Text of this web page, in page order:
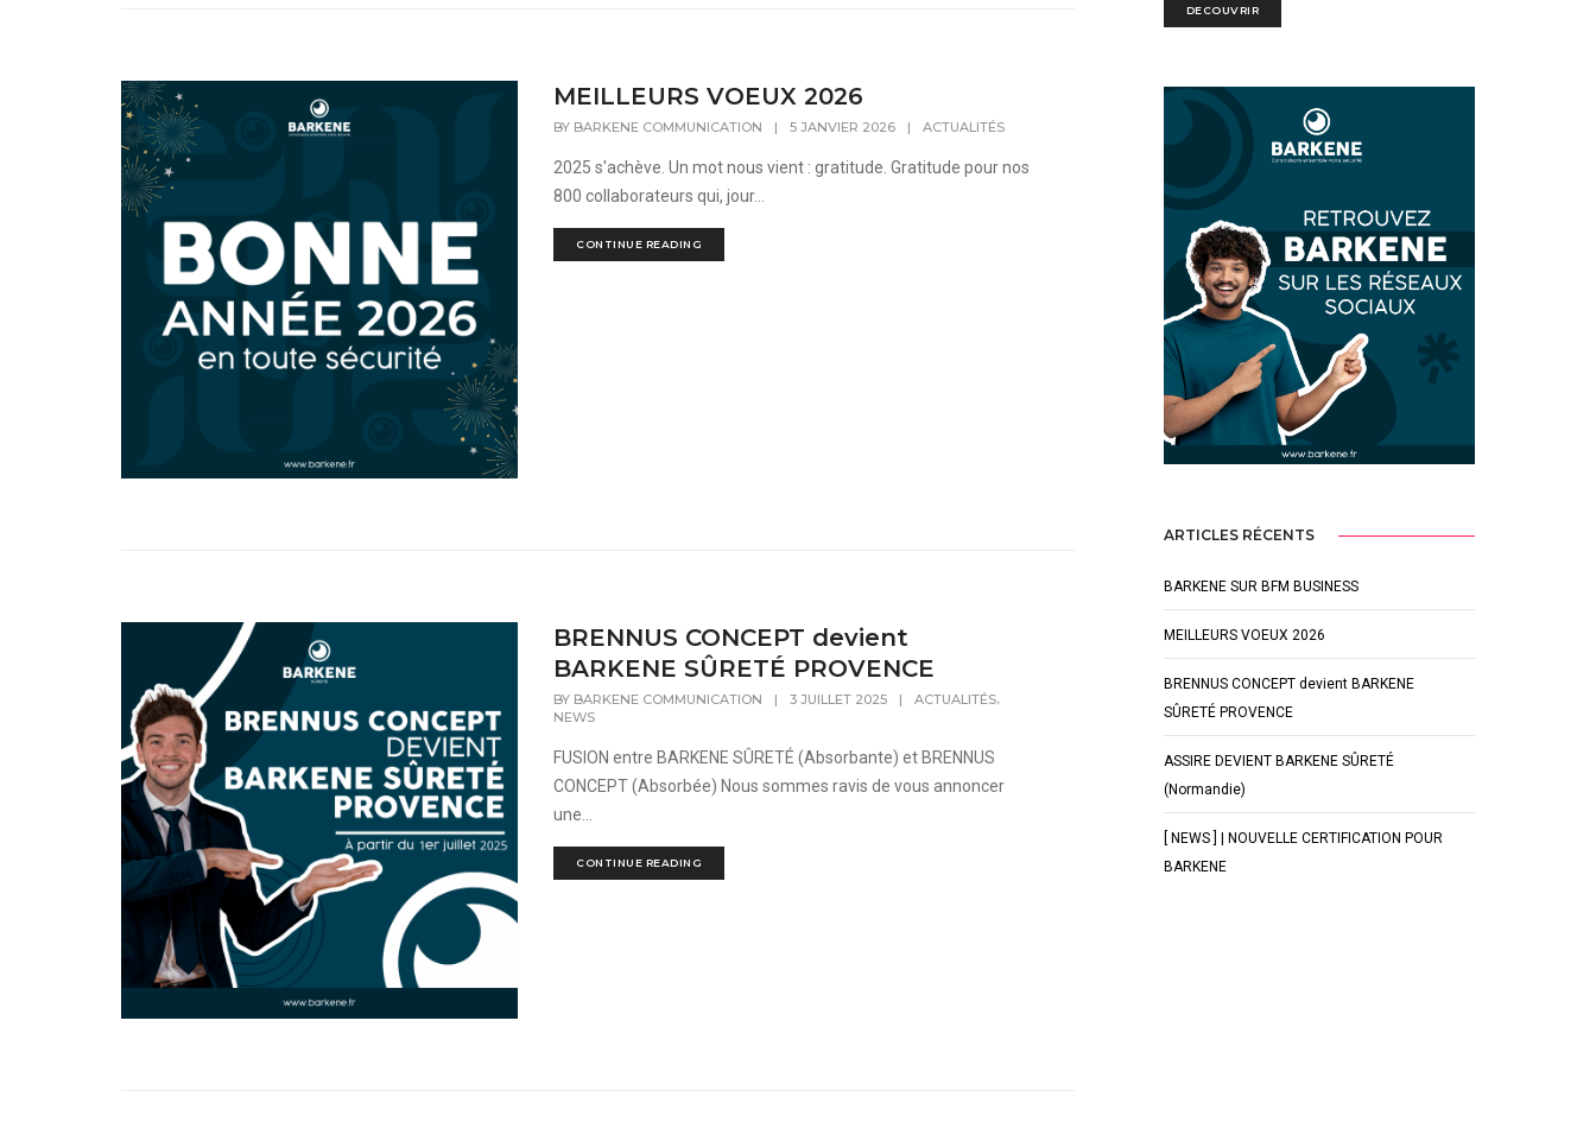
MEILLEURS VOEUX 2026
BY BARKENE COMMUNICATION | 5 JANVIER 2026 | ACTUALITÉS
2025 s'achève. Un mot nous vient : gratitude. Gratitude pour nos
800 collaborateurs qui, jour...
CONTINUE READING
BRENNUS CONCEPT devient
BARKENE SÛRETÉ PROVENCE
BY BARKENE COMMUNICATION | 3 JUILLET 2025 | ACTUALITÉS
NEWS
FUSION entre BARKENE SÛRETÉ (Absorbante) et BRENNUS
CONCEPT (Absorbée) Nous sommes ravis de vous annoncer
une...
CONTINUE READING
DECOUVRIR
ARTICLES RÉCENTS
BARKENE SUR BFM BUSINESS
MEILLEURS VOEUX 2026
BRENNUS CONCEPT devient BARKENE
SÛRETÉ PROVENCE
ASSIRE DEVIENT BARKENE SÛRETÉ
(Normandie)
[ NEWS ] | NOUVELLE CERTIFICATION POUR
BARKENE